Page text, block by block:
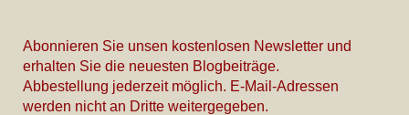
Abonnieren Sie unsen kostenlosen Newsletter und
erhalten Sie die neuesten Blogbeiträge.
Abbestellung jederzeit möglich. E-Mail-Adressen
werden nicht an Dritte weitergegeben.